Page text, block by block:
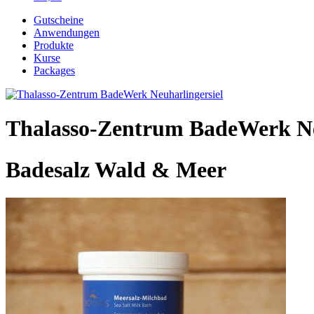
Gutscheine
Anwendungen
Produkte
Kurse
Packages
Thalasso-Zentrum BadeWerk
Badesalz Wald & Meer